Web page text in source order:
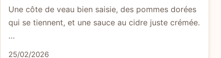
Une côte de veau bien saisie, des pommes dorées
qui se tiennent, et une sauce au cidre juste crémée.
…
25/02/2026